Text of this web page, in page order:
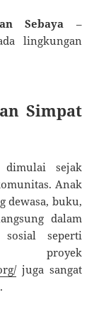
Sebaya –
lingkungan
Simpat
dimulai sejak
Anak
dewasa, buku,
dalam
sosial seperti
juga sangat